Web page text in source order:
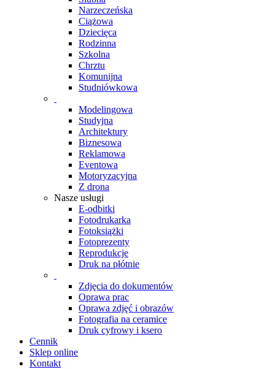
Narzeczeńska
Ciążowa
Dziecięca
Rodzinna
Szkolna
Chrztu
Komunijna
Studniówkowa
Modelingowa
Studyjna
Architektury
Biznesowa
Reklamowa
Eventowa
Motoryzacyjna
Z drona
Nasze usługi
E-odbitki
Fotodrukarka
Fotoksiążki
Fotoprezenty
Reprodukcje
Druk na płótnie
Zdjęcia do dokumentów
Oprawa prac
Oprawa zdjęć i obrazów
Fotografia na ceramice
Druk cyfrowy i ksero
Cennik
Sklep online
Kontakt